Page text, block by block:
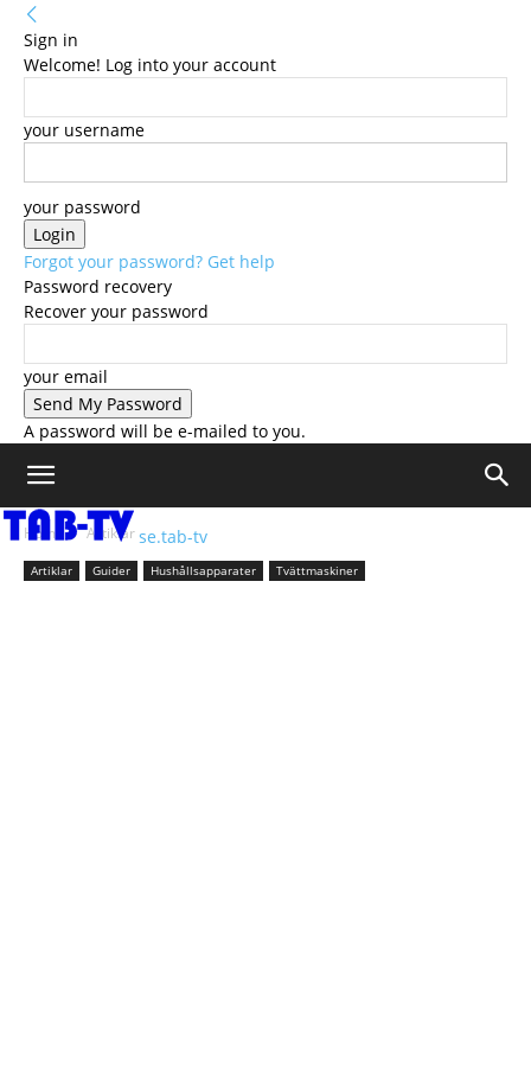
Sign in
Welcome! Log into your account
your username
your password
Forgot your password? Get help
Password recovery
Recover your password
your email
A password will be e-mailed to you.
se.tab-tv
Home Artiklar
Artiklar Guider Hushållsapparater Tvättmaskiner